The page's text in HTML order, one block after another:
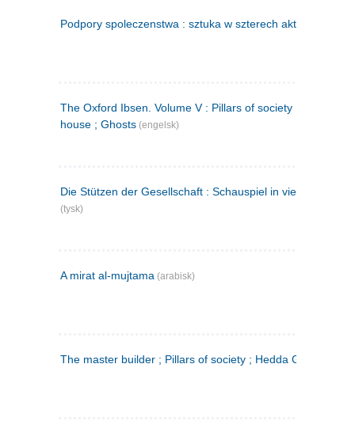
Podpory spoleczenstwa : sztuka w szterech aktach
The Oxford Ibsen. Volume V : Pillars of society ; A doll's
house ; Ghosts (engelsk)
Die Stützen der Gesellschaft : Schauspiel in vier Aufzügen
(tysk)
A mirat al-mujtama (arabisk)
The master builder ; Pillars of society ; Hedda Gabler